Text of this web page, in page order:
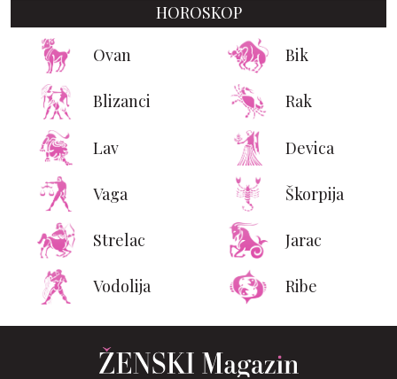
HOROSKOP
Ovan Bik
Blizanci Rak
Lav Devica
Vaga Škorpija
Strelac Jarac
Vodolija Ribe